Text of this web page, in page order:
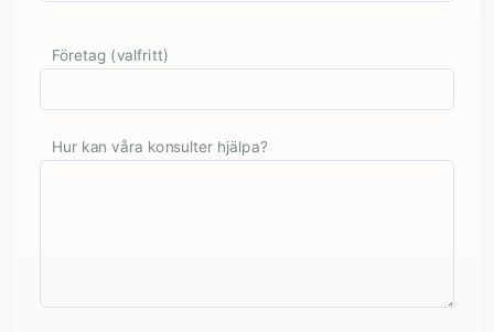
Företag (valfritt)
Hur kan våra konsulter hjälpa?